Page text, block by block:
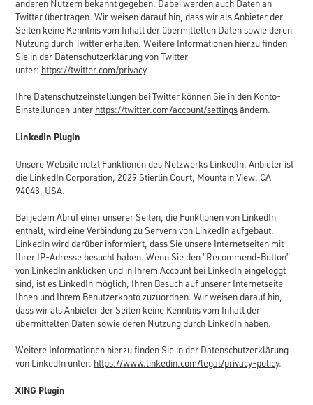
anderen Nutzern bekannt gegeben. Dabei werden auch Daten an
Twitter übertragen. Wir weisen darauf hin, dass wir als Anbieter der
Seiten keine Kenntnis vom Inhalt der übermittelten Daten sowie deren
Nutzung durch Twitter erhalten. Weitere Informationen hierzu finden
Sie in der Datenschutzerklärung von Twitter
unter: https://twitter.com/privacy.
Ihre Datenschutzeinstellungen bei Twitter können Sie in den Konto-
Einstellungen unter https://twitter.com/account/settingsändern.
LinkedIn Plugin
Unsere Website nutzt Funktionen des Netzwerks LinkedIn. Anbieter ist
die LinkedIn Corporation, 2029 Stierlin Court, Mountain View, CA
94043, USA.
Bei jedem Abruf einer unserer Seiten, die Funktionen von LinkedIn
enthält, wird eine Verbindung zu Servern von LinkedIn aufgebaut.
LinkedIn wird darüber informiert, dass Sie unsere Internetseiten mit
Ihrer IP-Adresse besucht haben. Wenn Sie den “Recommend-Button”
von LinkedIn anklicken und in Ihrem Account bei LinkedIn eingeloggt
sind, ist es LinkedIn möglich, Ihren Besuch auf unserer Internetseite
Ihnen und Ihrem Benutzerkonto zuzuordnen. Wir weisen darauf hin,
dass wir als Anbieter der Seiten keine Kenntnis vom Inhalt der
übermittelten Daten sowie deren Nutzung durch LinkedIn haben.
Weitere Informationen hierzu finden Sie in der Datenschutzerklärung
von LinkedIn unter: https://www.linkedin.com/legal/privacy-policy.
XING Plugin